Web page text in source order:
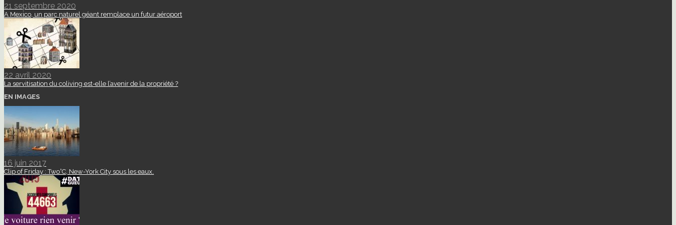
21 septembre 2020
A Mexico, un parc naturel géant remplace un futur aéroport
22 avril 2020
La servitisation du coliving est-elle l’avenir de la propriété ?
EN IMAGES
16 juin 2017
Clip of Friday : Two°C, New-York City sous les eaux.